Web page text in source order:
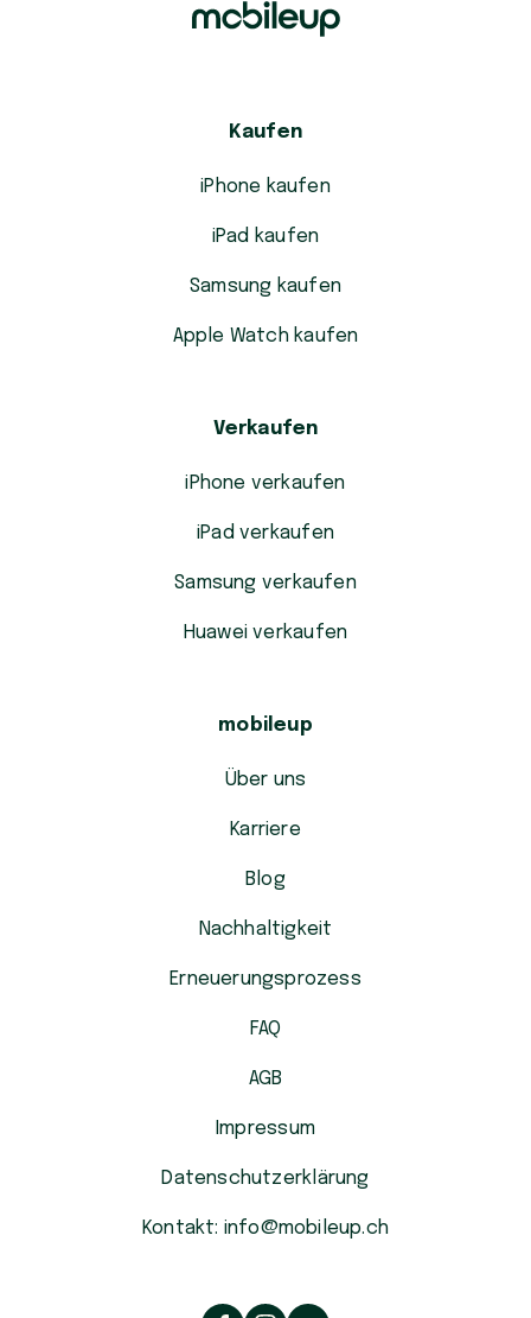
Kaufen
iPhone kaufen
iPad kaufen
Samsung kaufen
Apple Watch kaufen
Verkaufen
iPhone verkaufen
iPad verkaufen
Samsung verkaufen
Huawei verkaufen
mobileup
Über uns
Karriere
Blog
Nachhaltigkeit
Erneuerungsprozess
FAQ
AGB
Impressum
Datenschutzerklärung
Kontakt: info@mobileup.ch